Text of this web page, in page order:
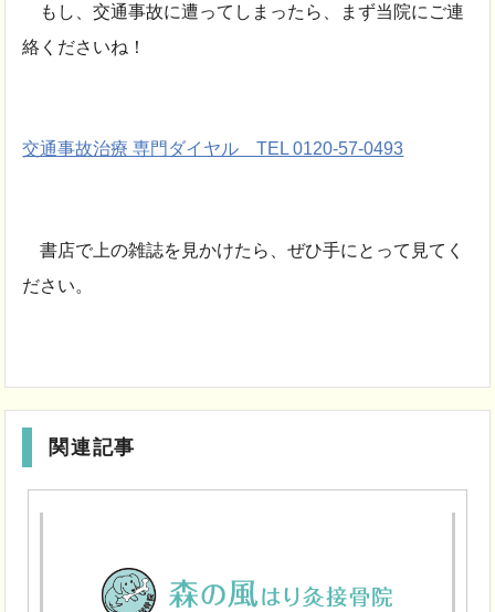
もし、交通事故に遭ってしまったら、まず当院にご連
絡くださいね！
交通事故治療 専門ダイヤル TEL 0120-57-0493
書店で上の雑誌を見かけたら、ぜひ手にとって見てく
ださい。
関連記事